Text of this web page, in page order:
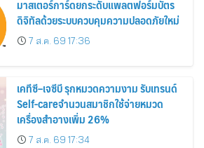
มาสเตอร์การ์ดยกระดับแพลตฟอร์มบัตร
ดิจิทัลด้วยระบบควบคุมความปลอดภัยใหม่
7 ส.ค. 69 17:36
เคทีซี–เจซีบี รุกหมวดความงาม รับเทรนด์
Self-careจำนวนสมาชิกใช้จ่ายหมวด
เครื่องสำอางเพิ่ม 26%
7 ส.ค. 69 17:34